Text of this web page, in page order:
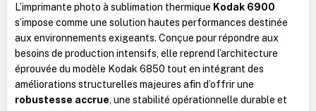
L’imprimante photo à sublimation thermique Kodak 6900
s’impose comme une solution hautes performances destinée
aux environnements exigeants. Conçue pour répondre aux
besoins de production intensifs, elle reprend l’architecture
éprouvée du modèle Kodak 6850 tout en intégrant des
améliorations structurelles majeures afin d’offrir une
robustesse accrue, une stabilité opérationnelle durable et